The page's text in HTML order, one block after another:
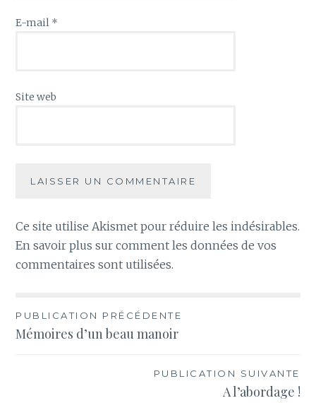
E-mail *
Site web
Ce site utilise Akismet pour réduire les indésirables.
En savoir plus sur comment les données de vos
commentaires sont utilisées.
Navigation
de
PUBLICATION PRÉCÉDENTE
Mémoires d’un beau manoir
PUBLICATION SUIVANTE
A l’abordage !